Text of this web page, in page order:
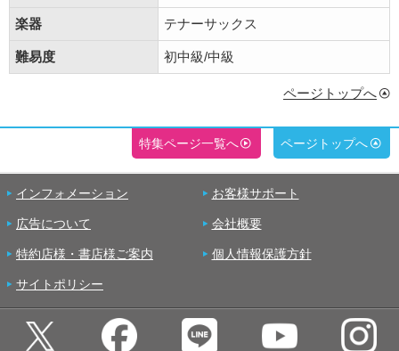
楽器 テナーサックス
難易度 初中級/中級
ページトップへ
特集ページ一覧へ ページトップへ
インフォメーション お客様サポート
広告について 会社概要
特約店様・書店様ご案内 個人情報保護方針
サイトポリシー